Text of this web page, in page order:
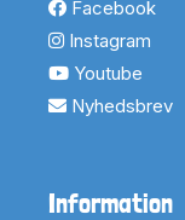
Facebook
Instagram
Youtube
Nyhedsbrev
Information